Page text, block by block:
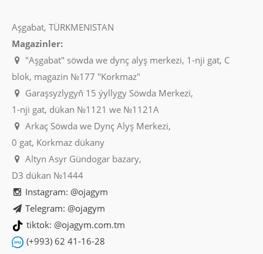
Aşgabat, TÜRKMENISTAN
Magazinler:
"Aşgabat" söwda we dynç alyş merkezi, 1-nji gat, C
blok, magazin №177 "Korkmaz"
Garaşsyzlygyň 15 ýyllygy Söwda Merkezi,
1-nji gat, dükan №1121 we №1121A
Arkaç Söwda we Dynç Alyş Merkezi,
0 gat, Korkmaz dükany
Altyn Asyr Gündogar bazary,
D3 dükan №1444
Instagram: @ojagym
Telegram: @ojagym
tiktok: @ojagym.com.tm
(+993) 62 41-16-28